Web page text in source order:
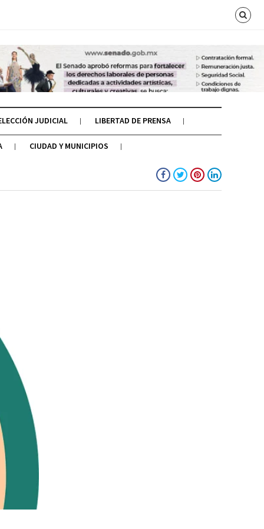
JUDICIAL LIBERTAD DE PRENSA
CIUDAD Y MUNICIPIOS